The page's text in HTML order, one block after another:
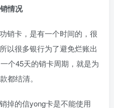
情况
销卡，是有一个时间的，很
以很多银行为了避免烂账出
个45天的销卡周期，就是为
都结清。
掉的信yong卡是不能使用